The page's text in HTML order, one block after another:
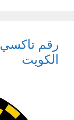
رقم تاكسي
الكويت